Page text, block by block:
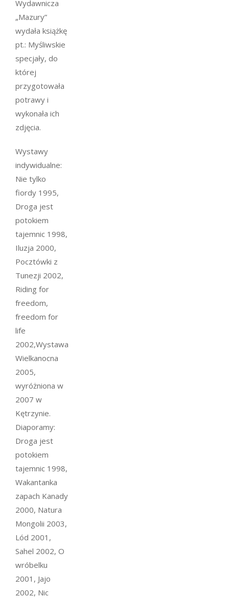
Wydawnicza
„Mazury”
wydała książkę
pt.: Myśliwskie
specjały, do
której
przygotowała
potrawy i
wykonała ich
zdjęcia.
Wystawy
indywidualne:
Nie tylko
fiordy 1995,
Droga jest
potokiem
tajemnic 1998,
Iluzja 2000,
Pocztówki z
Tunezji 2002,
Riding for
freedom,
freedom for
life
2002,Wystawa
Wielkanocna
2005,
wyróżniona w
2007 w
Kętrzynie.
Diaporamy:
Droga jest
potokiem
tajemnic 1998,
Wakantanka
zapach Kanady
2000, Natura
Mongolii 2003,
Lód 2001,
Sahel 2002, O
wróbelku
2001, Jajo
2002, Nic